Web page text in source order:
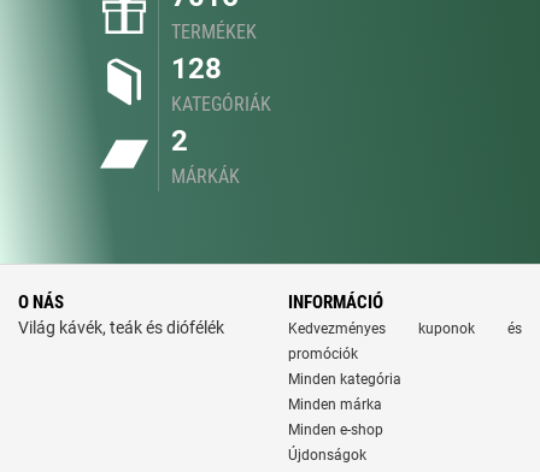
TERMÉKEK
128
KATEGÓRIÁK
2
MÁRKÁK
O NÁS
Világ kávék, teák és diófélék
INFORMÁCIÓ
Kedvezményes kuponok és
promóciók
Minden kategória
Minden márka
Minden e-shop
Újdonságok